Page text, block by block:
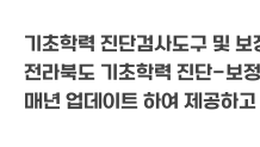
기초학력 진단검사도구 및 보
전라북도 기초학력 진단-보
매년 업데이트 하여 제공하